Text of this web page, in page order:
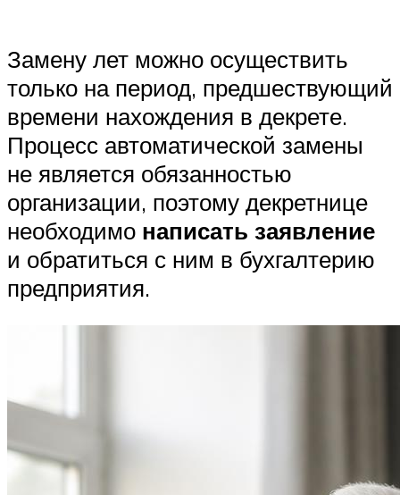
Замену лет можно осуществить
только на период, предшествующий
времени нахождения в декрете.
Процесс автоматической замены
не является обязанностью
организации, поэтому декретнице
необходимо написать заявление
и обратиться с ним в бухгалтерию
предприятия.